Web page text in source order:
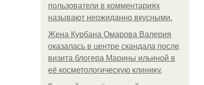
пользователи в комментариях
называют неожиданно вкусными.
Жена Курбана Омарова Валерия
оказалась в центре скандала после
визита блогера Марины ильиной в
её косметологическую клинику.